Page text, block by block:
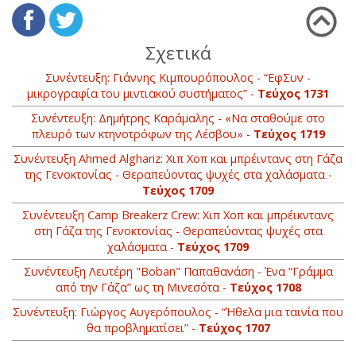
Σχετικά
Συνέντευξη: Γιάννης Κιμπουρόπουλος - “ΕφΣυν -
μικρογραφία του μιντιακού συστήματος” - Τεύχος 1731
Συνέντευξη: Δημήτρης Καράμαλης - «Να σταθούμε στο
πλευρό των κτηνοτρόφων της Λέσβου» - Τεύχος 1719
Συνέντευξη Ahmed Alghariz: Χιπ Χοπ και μπρέιντανς στη Γάζα
της Γενοκτονίας - Θεραπεύοντας ψυχές στα χαλάσματα -
Τεύχος 1709
Συνέντευξη Camp Breakerz Crew: Χιπ Χοπ και μπρέικντανς
στη Γάζα της Γενοκτονίας - Θεραπεύοντας ψυχές στα
χαλάσματα - Τεύχος 1709
Συνέντευξη Λευτέρη "Boban" Παπαθανάση - Ένα “Γράμμα
από την Γάζα” ως τη Μινεσότα - Τεύχος 1708
Συνέντευξη: Γιώργος Αυγερόπουλος - “Ήθελα μια ταινία που
θα προβληματίσει” - Τεύχος 1707